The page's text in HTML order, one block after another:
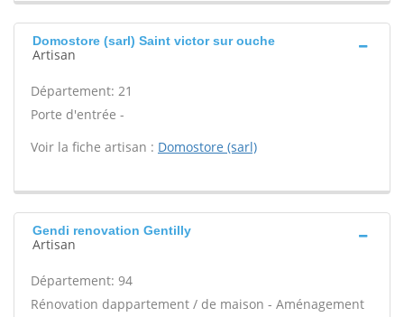
Domostore (sarl) Saint victor sur ouche
Artisan
Département: 21
Porte d'entrée -
Voir la fiche artisan : Domostore (sarl)
Gendi renovation Gentilly
Artisan
Département: 94
Rénovation dappartement / de maison - Aménagement